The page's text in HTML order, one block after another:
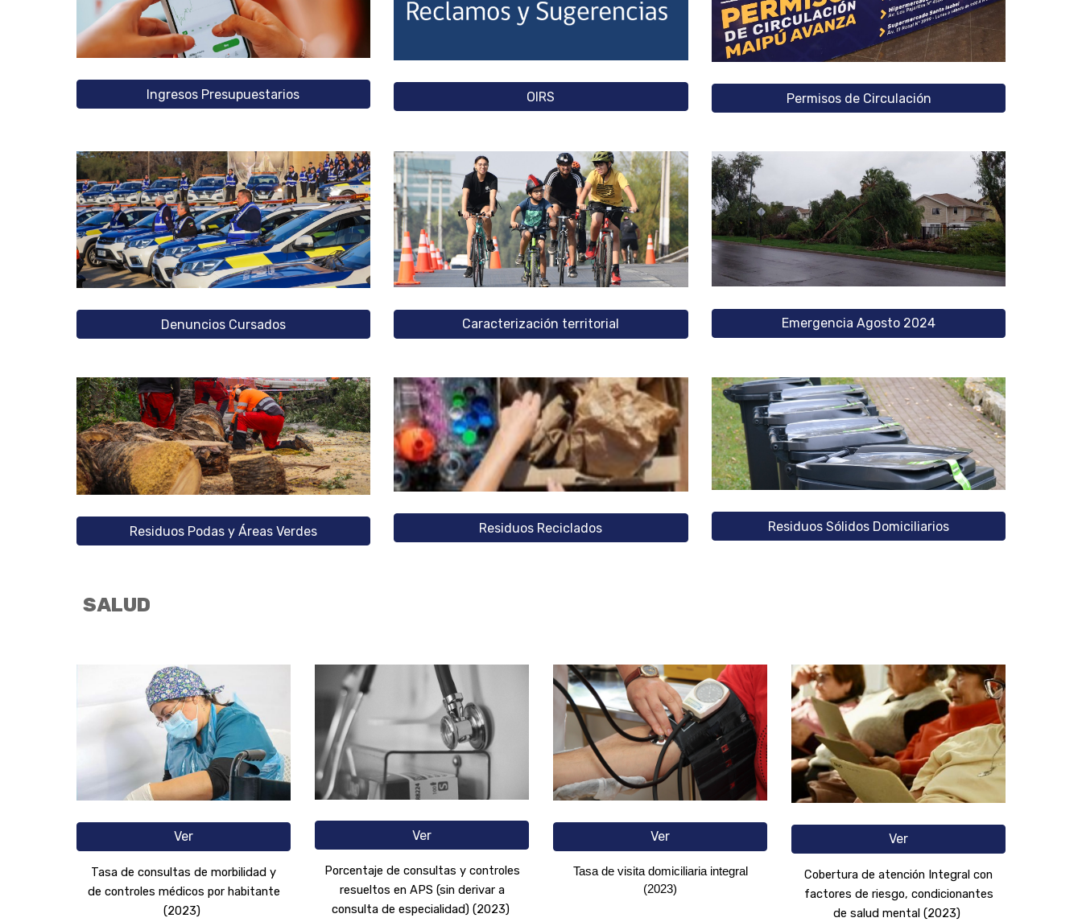
Ingresos Presupuestarios OIRS Permisos de Circulación
Denuncios Cursados Caracterización territorial Emergencia Agosto 2024
Residuos Podas y Áreas Verdes Residuos Reciclados Residuos Sólidos Domiciliarios
SALUD
Ver
Tasa de consultas de morbilidad y
de controles médicos por habitante
(2023)
Ver
Porcentaje de consultas y controles
resueltos en APS (sin derivar a
consulta de especialidad) (2023)
Ver
Tasa de visita domiciliaria integral
(2023)
Ver
Cobertura de atención Integral con
factores de riesgo, condicionantes
de salud mental (2023)